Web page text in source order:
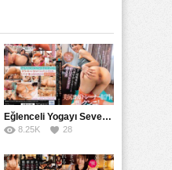
ile Büyük Penetrasyon
Ping Show porno izle,Çift
Topları ve Pong
izle
Eğlenceli Yogayı Seven Bir Kadınla Seks Deneyimi
8.25K 28